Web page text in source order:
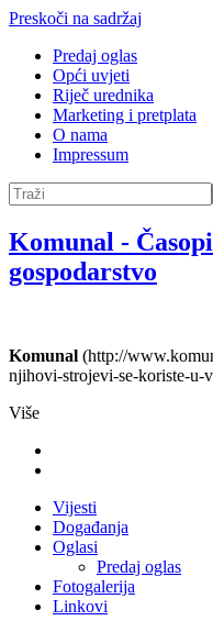
Preskoči na sadržaj
Predaj oglas
Opći uvjeti
Riječ urednika
Marketing i pretplata
O nama
Impressum
Komunal -
gospodarstvo
Komunal (http://
njihovi-strojevi-se-koriste-u-
Više
Vijesti
Događanja
Oglasi
Predaj oglas
Fotogalerija
Linkovi